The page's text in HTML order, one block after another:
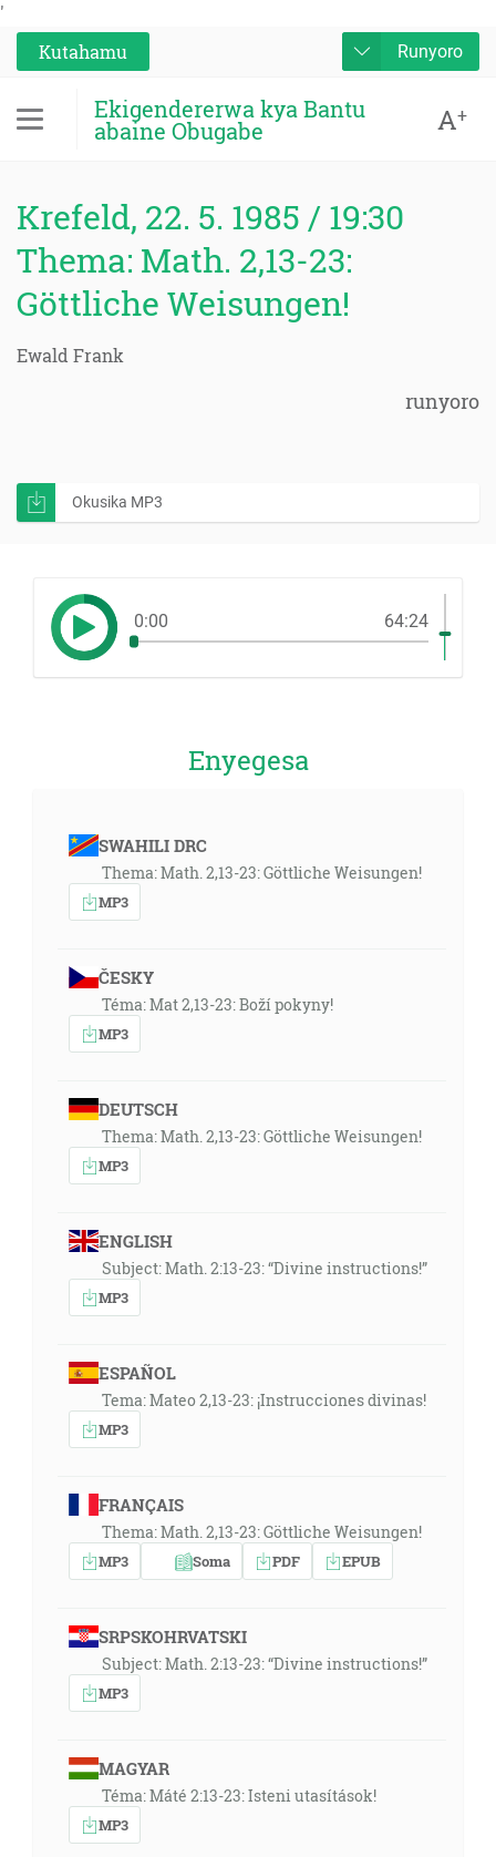
'
Kutahamu
Runyoro
Ekigendererwa kya Bantu
abaine Obugabe A+
Krefeld, 22. 5. 1985 / 19:30
Thema: Math. 2,13-23:
Göttliche Weisungen!
Ewald Frank
runyoro
Okusika MP3
0:00 64:24
Enyegesa
SWAHILI DRC
Thema: Math. 2,13-23: Göttliche Weisungen!
MP3
ČESKY
Téma: Mat 2,13-23: Boží pokyny!
MP3
DEUTSCH
Thema: Math. 2,13-23: Göttliche Weisungen!
MP3
ENGLISH
Subject: Math. 2:13-23: “Divine instructions!”
MP3
ESPAÑOL
Tema: Mateo 2,13-23: ¡Instrucciones divinas!
MP3
FRANÇAIS
Thema: Math. 2,13-23: Göttliche Weisungen!
MP3 Soma PDF EPUB
SRPSKOHRVATSKI
Subject: Math. 2:13-23: “Divine instructions!”
MP3
MAGYAR
Téma: Máté 2:13-23: Isteni utasítások!
MP3